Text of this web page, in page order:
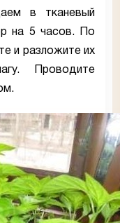
в тканевый
на 5 часов. По
и разложите их
Проводите